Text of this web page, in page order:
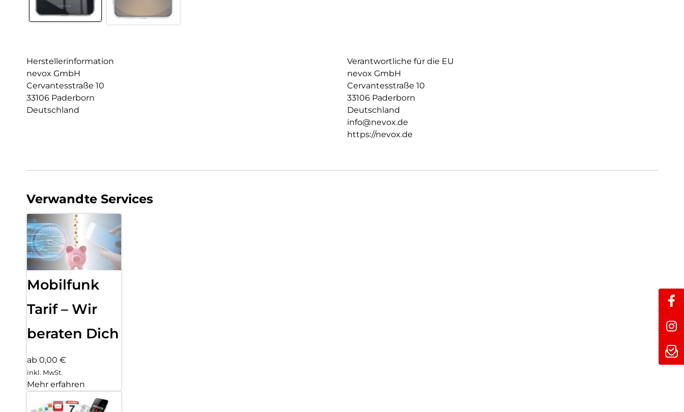
Herstellerinformation
nevox GmbH
Cervantesstraße 10
33106 Paderborn
Deutschland
Verantwortliche für die EU
nevox GmbH
Cervantesstraße 10
33106 Paderborn
Deutschland
info@nevox.de
https://nevox.de
Verwandte Services
Mobilfunk
Tarif – Wir
beraten Dich
ab 0,00 €
inkl. MwSt.
Mehr erfahren